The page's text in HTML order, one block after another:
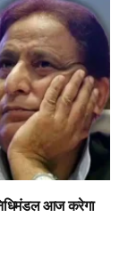
आज करेगा